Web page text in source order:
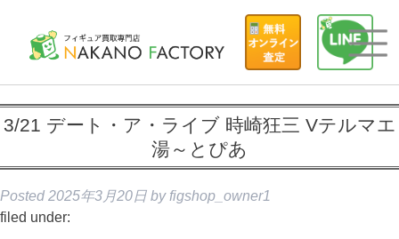
3/21 デート・ア・ライブ 時崎狂三 Vテルマエ
湯～とぴあ
Posted 2025年3月20日 by figshop_owner1
filed under: